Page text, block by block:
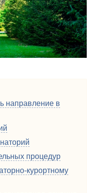
направление в
процедур
курортному